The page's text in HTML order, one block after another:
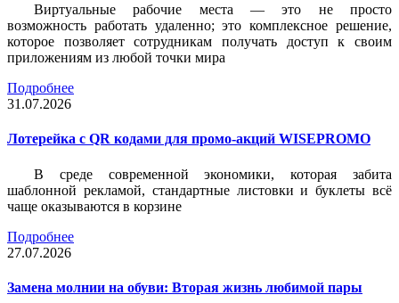
Виртуальные рабочие места — это не просто
возможность работать удаленно; это комплексное решение,
которое позволяет сотрудникам получать доступ к своим
приложениям из любой точки мира
Подробнее
31.07.2026
Лотерейка c QR кодами для промо-акций WISEPROMO
В среде современной экономики, которая забита
шаблонной рекламой, стандартные листовки и буклеты всё
чаще оказываются в корзине
Подробнее
27.07.2026
Замена молнии на обуви: Вторая жизнь любимой пары